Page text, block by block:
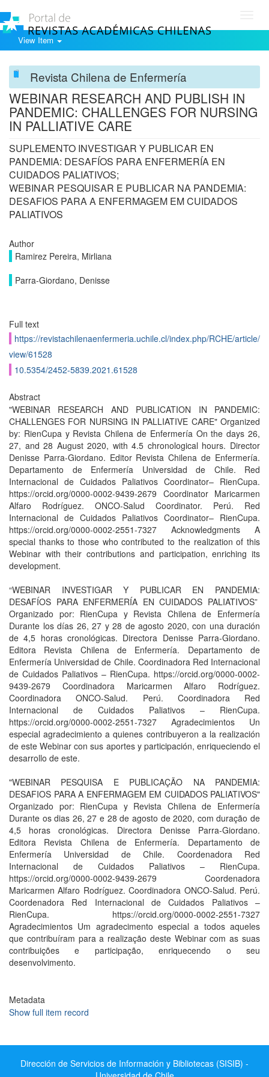
View Item
Revista Chilena de Enfermería
WEBINAR RESEARCH AND PUBLISH IN
PANDEMIC: CHALLENGES FOR NURSING
IN PALLIATIVE CARE
SUPLEMENTO INVESTIGAR Y PUBLICAR EN
PANDEMIA: DESAFÍOS PARA ENFERMERÍA EN
CUIDADOS PALIATIVOS;
WEBINAR PESQUISAR E PUBLICAR NA PANDEMIA:
DESAFIOS PARA A ENFERMAGEM EM CUIDADOS
PALIATIVOS
Author
Ramirez Pereira, Mirliana
Parra-Giordano, Denisse
Full text
https://revistachilenaenfermeria.uchile.cl/index.php/RCHE/article/
view/61528
10.5354/2452-5839.2021.61528
Abstract
"WEBINAR RESEARCH AND PUBLICATION IN PANDEMIC:
CHALLENGES FOR NURSING IN PALLIATIVE CARE" Organized
by: RienCupa y Revista Chilena de Enfermería On the days 26,
27, and 28 August 2020, with 4.5 chronological hours. Director
Denisse Parra-Giordano. Editor Revista Chilena de Enfermería.
Departamento de Enfermería Universidad de Chile. Red
Internacional de Cuidados Paliativos Coordinator– RienCupa.
https://orcid.org/0000-0002-9439-2679 Coordinator Maricarmen
Alfaro Rodríguez. ONCO-Salud Coordinator. Perú. Red
Internacional de Cuidados Paliativos Coordinator– RienCupa.
https://orcid.org/0000-0002-2551-7327 Acknowledgments A
special thanks to those who contributed to the realization of this
Webinar with their contributions and participation, enriching its
development.
“WEBINAR INVESTIGAR Y PUBLICAR EN PANDEMIA:
DESAFÍOS PARA ENFERMERÍA EN CUIDADOS PALIATIVOS”
Organizado por: RienCupa y Revista Chilena de Enfermería
Durante los días 26, 27 y 28 de agosto 2020, con una duración
de 4,5 horas cronológicas. Directora Denisse Parra-Giordano.
Editora Revista Chilena de Enfermería. Departamento de
Enfermería Universidad de Chile. Coordinadora Red Internacional
de Cuidados Paliativos – RienCupa. https://orcid.org/0000-0002-
9439-2679 Coordinadora Maricarmen Alfaro Rodríguez.
Coordinadora ONCO-Salud. Perú. Coordinadora Red
Internacional de Cuidados Paliativos – RienCupa.
https://orcid.org/0000-0002-2551-7327 Agradecimientos Un
especial agradecimiento a quienes contribuyeron a la realización
de este Webinar con sus aportes y participación, enriqueciendo el
desarrollo de este.
"WEBINAR PESQUISA E PUBLICAÇÃO NA PANDEMIA:
DESAFIOS PARA A ENFERMAGEM EM CUIDADOS PALIATIVOS"
Organizado por: RienCupa y Revista Chilena de Enfermería
Durante os dias 26, 27 e 28 de agosto de 2020, com duração de
4,5 horas cronológicas. Directora Denisse Parra-Giordano.
Editora Revista Chilena de Enfermería. Departamento de
Enfermería Universidad de Chile. Coordenadora Red
Internacional de Cuidados Paliativos – RienCupa.
https://orcid.org/0000-0002-9439-2679 Coordenadora
Maricarmen Alfaro Rodríguez. Coordinadora ONCO-Salud. Perú.
Coordenadora Red Internacional de Cuidados Paliativos –
RienCupa. https://orcid.org/0000-0002-2551-7327
Agradecimientos Um agradecimento especial a todos aqueles
que contribuíram para a realização deste Webinar com as suas
contribuições e participação, enriquecendo o seu
desenvolvimento.
Metadata
Show full item record
Dirección de Servicios de Información y Bibliotecas (SISIB) -